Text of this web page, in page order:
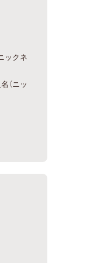
ックネ
（ニッ